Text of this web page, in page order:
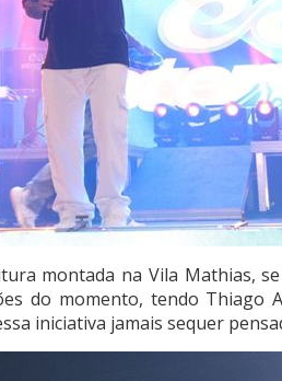
montada na Vila Mathias,
do momento, tendo Thiago
iniciativa jamais sequer